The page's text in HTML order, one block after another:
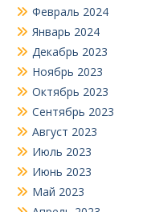
Февраль 2024
Январь 2024
Декабрь 2023
Ноябрь 2023
Октябрь 2023
Сентябрь 2023
Август 2023
Июль 2023
Июнь 2023
Май 2023